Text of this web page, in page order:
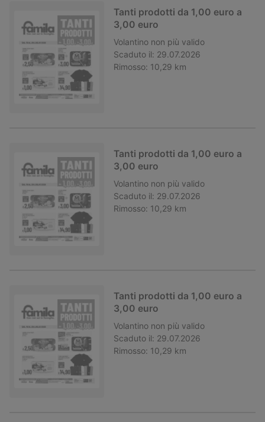
Tanti prodotti da 1,00 euro a
3,00 euro
Volantino non più valido
Scaduto il: 29.07.2026
Rimosso: 10,29 km
Tanti prodotti da 1,00 euro a
3,00 euro
Volantino non più valido
Scaduto il: 29.07.2026
Rimosso: 10,29 km
Tanti prodotti da 1,00 euro a
3,00 euro
Volantino non più valido
Scaduto il: 29.07.2026
Rimosso: 10,29 km